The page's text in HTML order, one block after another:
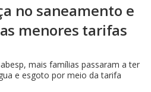
no saneamento e
menores tarifas
mais famílias passaram a ter
e esgoto por meio da tarifa